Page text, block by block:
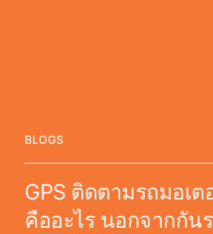
BLOGS
GPS ติดตามรถมอเต
คืออะไร นอกจากกัน